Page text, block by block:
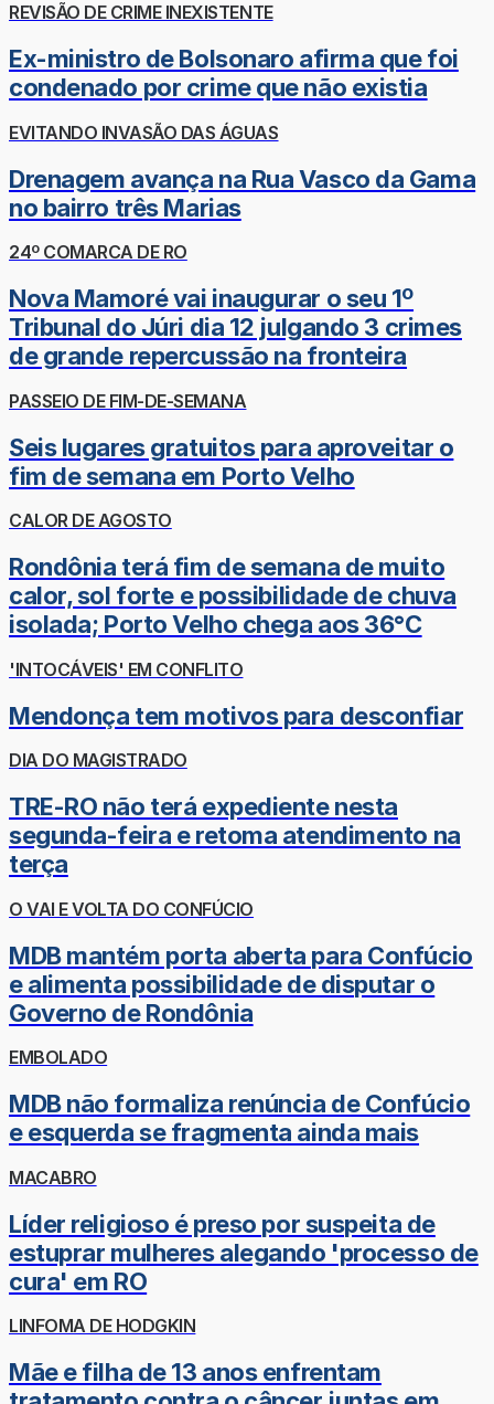
REVISÃO DE CRIME INEXISTENTE
Ex-ministro de Bolsonaro afirma que foi
condenado por crime que não existia
EVITANDO INVASÃO DAS ÁGUAS
Drenagem avança na Rua Vasco da Gama
no bairro três Marias
24º COMARCA DE RO
Nova Mamoré vai inaugurar o seu 1º
Tribunal do Júri dia 12 julgando 3 crimes
de grande repercussão na fronteira
PASSEIO DE FIM-DE-SEMANA
Seis lugares gratuitos para aproveitar o
fim de semana em Porto Velho
CALOR DE AGOSTO
Rondônia terá fim de semana de muito
calor, sol forte e possibilidade de chuva
isolada; Porto Velho chega aos 36°C
'INTOCÁVEIS' EM CONFLITO
Mendonça tem motivos para desconfiar
DIA DO MAGISTRADO
TRE-RO não terá expediente nesta
segunda-feira e retoma atendimento na
terça
O VAI E VOLTA DO CONFÚCIO
MDB mantém porta aberta para Confúcio
e alimenta possibilidade de disputar o
Governo de Rondônia
EMBOLADO
MDB não formaliza renúncia de Confúcio
e esquerda se fragmenta ainda mais
MACABRO
Líder religioso é preso por suspeita de
estuprar mulheres alegando 'processo de
cura' em RO
LINFOMA DE HODGKIN
Mãe e filha de 13 anos enfrentam